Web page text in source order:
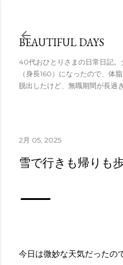
スキ
イン
BEAUTIFUL DAYS
40代おひとりさまの日常日記
（身長160）になったので、体
脱出したけど、無職期間が長過
2月 05, 2025
雪で行きも帰りも
今日は微妙な天気だったの